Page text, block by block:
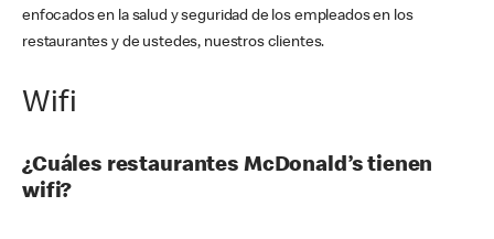
enfocados en la salud y seguridad de los empleados en los
restaurantes y de ustedes, nuestros clientes.
Wifi
¿Cuáles restaurantes McDonald’s tienen
wifi?